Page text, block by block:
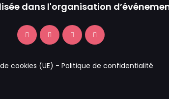
dans l'organisation
cookies (UE) - Politique de confidentialité